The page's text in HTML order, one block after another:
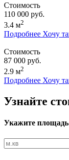
Стоимость
110 000 руб.
3.4 м2
Подробнее Хочу
Стоимость
87 000 руб.
2.9 м2
Подробнее Хочу
Узнайте
Укажите